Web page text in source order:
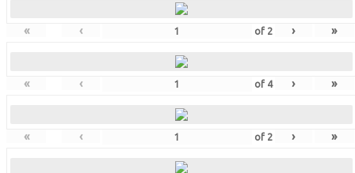
« ‹ of 2 › »
« ‹ of 4 › »
« ‹ of 2 › »